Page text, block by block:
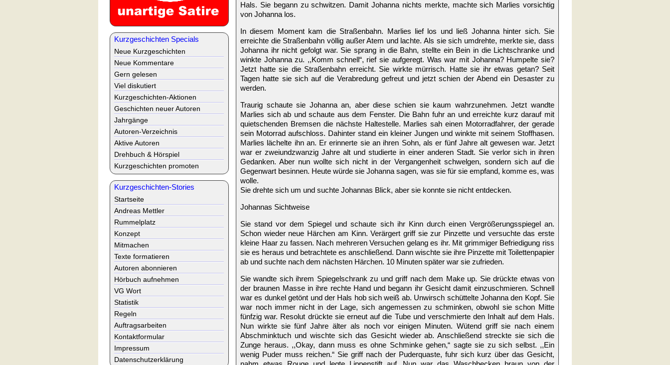
Hals. Sie begann zu schwitzen. Damit Johanna nichts merkte, machte sich Marlies vorsichtig
von Johanna los.
In diesem Moment kam die Straßenbahn. Marlies lief los und ließ Johanna hinter sich. Sie
erreichte die Straßenbahn völlig außer Atem und lachte. Als sie sich umdrehte, merkte sie, dass
Johanna ihr nicht gefolgt war. Sie sprang in die Bahn, stellte ein Bein in die Lichtschranke und
winkte Johanna zu. ,,Komm schnell“, rief sie aufgeregt. Was war mit Johanna? Humpelte sie?
Jetzt hatte sie die Straßenbahn erreicht. Sie wirkte mürrisch. Hatte sie ihr etwas getan? Seit
Tagen hatte sie sich auf die Verabredung gefreut und jetzt schien der Abend ein Desaster zu
werden.
Traurig schaute sie Johanna an, aber diese schien sie kaum wahrzunehmen. Jetzt wandte
Marlies sich ab und schaute aus dem Fenster. Die Bahn fuhr an und erreichte kurz darauf mit
quietschenden Bremsen die nächste Haltestelle. Marlies sah einen Motorradfahrer, der gerade
sein Motorrad aufschloss. Dahinter stand ein kleiner Jungen und winkte mit seinem Stoffhasen.
Marlies lächelte ihn an. Er erinnerte sie an ihren Sohn, als er fünf Jahre alt gewesen war. Jetzt
war er zweiundzwanzig Jahre alt und studierte in einer anderen Stadt. Sie verlor sich in ihren
Gedanken. Aber nun wollte sich nicht in der Vergangenheit schwelgen, sondern sich auf die
Gegenwart besinnen. Heute würde sie Johanna sagen, was sie für sie empfand, komme es, was
wolle.
Sie drehte sich um und suchte Johannas Blick, aber sie konnte sie nicht entdecken.
Johannas Sichtweise
Sie stand vor dem Spiegel und schaute sich ihr Kinn durch einen Vergrößerungsspiegel an.
Schon wieder neue Härchen am Kinn. Verärgert griff sie zur Pinzette und versuchte das erste
kleine Haar zu fassen. Nach mehreren Versuchen gelang es ihr. Mit grimmiger Befriedigung riss
sie es heraus und betrachtete es anschließend. Dann wischte sie ihre Pinzette mit Toilettenpapier
ab und suchte nach dem nächsten Härchen. 10 Minuten später war sie zufrieden.
Sie wandte sich ihrem Spiegelschrank zu und griff nach dem Make up. Sie drückte etwas von
der braunen Masse in ihre rechte Hand und begann ihr Gesicht damit einzuschmieren. Schnell
war es dunkel getönt und der Hals hob sich weiß ab. Unwirsch schüttelte Johanna den Kopf. Sie
war noch immer nicht in der Lage, sich angemessen zu schminken, obwohl sie schon Mitte
fünfzig war. Resolut drückte sie erneut auf die Tube und verschmierte den Inhalt auf dem Hals.
Nun wirkte sie fünf Jahre älter als noch vor einigen Minuten. Wütend griff sie nach einem
Abschminktuch und wischte sich das Gesicht wieder ab. Anschließend streckte sie sich die
Zunge heraus. ,,Okay, dann muss es ohne Schminke gehen,“ sagte sie zu sich selbst. ,,Ein
wenig Puder muss reichen.“ Sie griff nach der Puderquaste, fuhr sich kurz über das Gesicht,
Kurzgeschichten Specials
Neue Kurzgeschichten
Neue Kommentare
Gern gelesen
Viel diskutiert
Kurzgeschichten-Aktionen
Geschichten neuer Autoren
Jahrgänge
Autoren-Verzeichnis
Aktive Autoren
Drehbuch & Hörspiel
Kurzgeschichten promoten
Kurzgeschichten-Stories
Startseite
Andreas Mettler
Rummelplatz
Konzept
Mitmachen
Texte formatieren
Autoren abonnieren
Hörbuch aufnehmen
VG Wort
Statistik
Regeln
Auftragsarbeiten
Kontaktformular
Impressum
Datenschutzerklärung